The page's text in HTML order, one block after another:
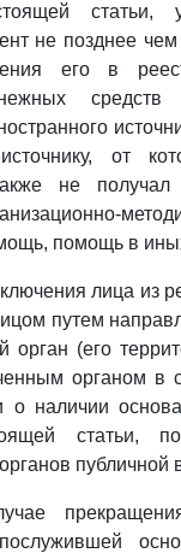
статьи,
не позднее
его в
от
не получал
помощь в
лица из
путем
орган (его
органом в
наличии
статьи,
публичной
послужившей